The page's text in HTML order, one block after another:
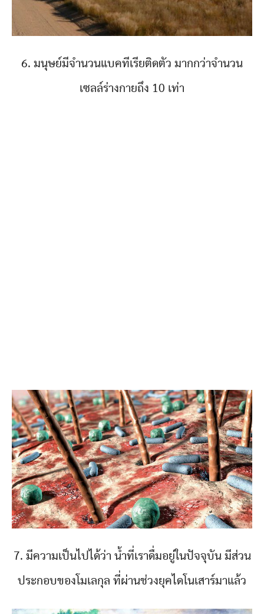
6. มนุษย์มีจำนวนแบคทีเรียติดตัว มากกว่าจำนวน
เซลล์ร่างกายถึง 10 เท่า
7. มีความเป็นไปได้ว่า น้ำที่เราดื่มอยู่ในปัจจุบัน มีส่วน
ประกอบของโมเลกุล ที่ผ่านช่วงยุคไดโนเสาร์มาแล้ว